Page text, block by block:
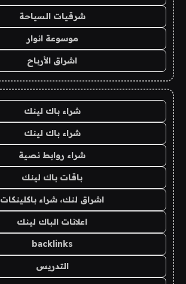
شرقيات السياحة
موسوعة انوار
اشراق الأرباح
شراء باك لينك
شراء باك لينك
شراء روابط نصية
باقات باك لينك
اشراق لنك، شراء باكلينكات
اعلانات الباك لينك
backlinks
التدريس